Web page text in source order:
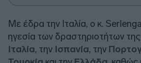
Με έδρα την Ιταλία, ο κ.
ηγεσία των δραστηριοτήτων
Ιταλία, την Ισπανία, την